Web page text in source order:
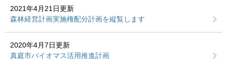
2021年4月21日更新
森林経営計画実施権配分計画を縦覧します
2020年4月7日更新
真庭市バイオマス活用推進計画